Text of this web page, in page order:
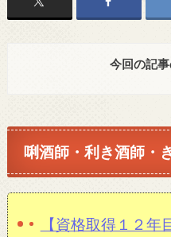
今回の記
唎酒師・利き酒師・
【資格取得１２